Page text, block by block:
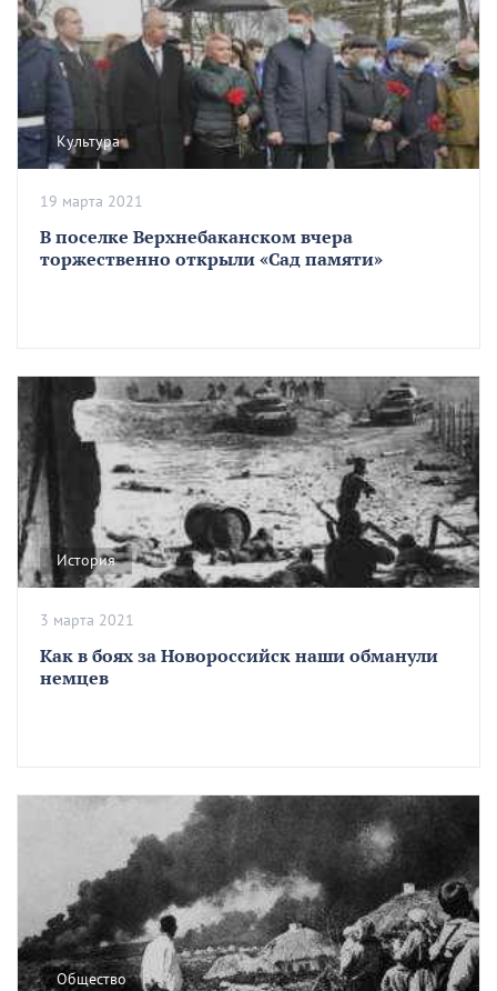
Культура
В поселке Верхнебаканском вчера
торжественно открыли «Сад памяти»
19 марта 2021
История
Как в боях за Новороссийск наши обманули
немцев
3 марта 2021
Общество